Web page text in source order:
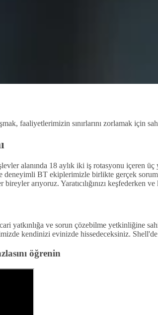
faaliyetlerimizin sınırlarını zorlamak için
alanında 18 aylık iki iş rotasyonu içeren
BT ekiplerimizle birlikte gerçek
arıyoruz. Yaratıcılığınızı
yatkınlığa ve sorun çözebilme yetkinliğine
kendinizi evinizde hissedeceksiniz.
öğrenin